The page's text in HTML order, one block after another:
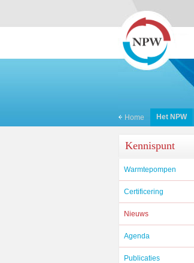
Home Het NPW
Kennispunt
Warmtepompen
Certificering
Nieuws
Agenda
Publicaties